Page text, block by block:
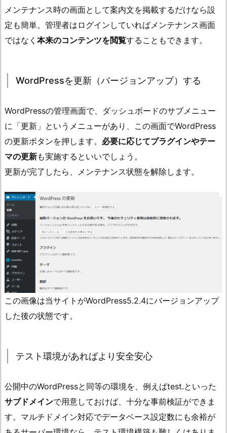
メンテナンス時の画面として案内文を掲載するだけなら設
定も簡単。管理者はログインしていればメンテナンス画面
ではなく 本来のコンテンツを閲覧することもできます。
WordPressを更新（バージョンアップ）する
WordPressの管理画面で、ダッシュボードのサブメニュー
に「更新」というメニューがあり、この画面でWordPress
の更新ボタンを押します。 必要に応じてプラグインやテー
マの更新も実施するといいでしょう。
更新が完了したら、メンテナンス状態を解除します。
この画像は当サイトがWordPress5.2.4にバージョンアップ
した後の状態です。
テスト環境があればより安全安心
公開中のWordPressと同等の環境を、例えばtest.といった
サブドメインで用意しておけば、十分な事前検証ができま
す。マルチドメイン対応でデータベース設定数にも余裕が